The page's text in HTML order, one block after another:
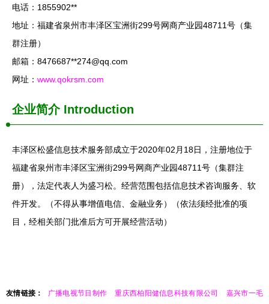
电话：1855902**
地址：福建省泉州市丰泽区宝洲街299号网商产业园48711号（集
群注册）
邮箱：8476687**274@qq.com
网址： www.qokrsm.com
企业简介Introduction
丰泽区松盛信息技术服务部成立于2020年02月18日，注册地位于
福建省泉州市丰泽区宝洲街299号网商产业园48711号（集群注
册），法定代表人为盛习松。经营范围包括信息技术咨询服务、软
件开发。（不得从事增值电信、金融业务）（依法须经批准的项
目，经相关部门批准后方可开展经营活动）
友情链接： 广播电视节目制作 重庆西柏阳健信息科技有限公司
嘉兴市一毛